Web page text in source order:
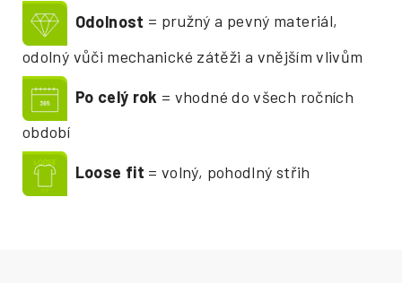
Odolnost = pružný a pevný materiál,
odolný vůči mechanické zátěži a vnějším vlivům
Po celý rok = vhodné do všech ročních
období
Loose fit = volný, pohodlný střih